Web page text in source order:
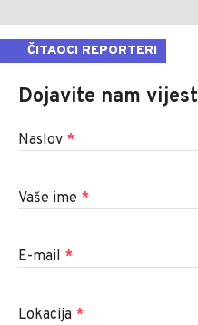
ČITAOCI REPORTERI
Dojavite nam vijest
Naslov *
Vaše ime *
E-mail *
Lokacija *